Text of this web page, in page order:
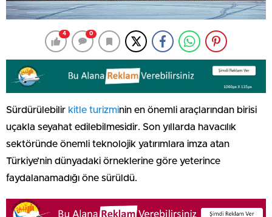
4 0
Sürdürülebilir kitle turizminin en önemli araçlarından birisi
uçakla seyahat edilebilmesidir. Son yıllarda havacılık
sektöründe önemli teknolojik yatırımlara imza atan
Türkiye’nin dünyadaki örneklerine göre yeterince
faydalanamadığı öne sürüldü.